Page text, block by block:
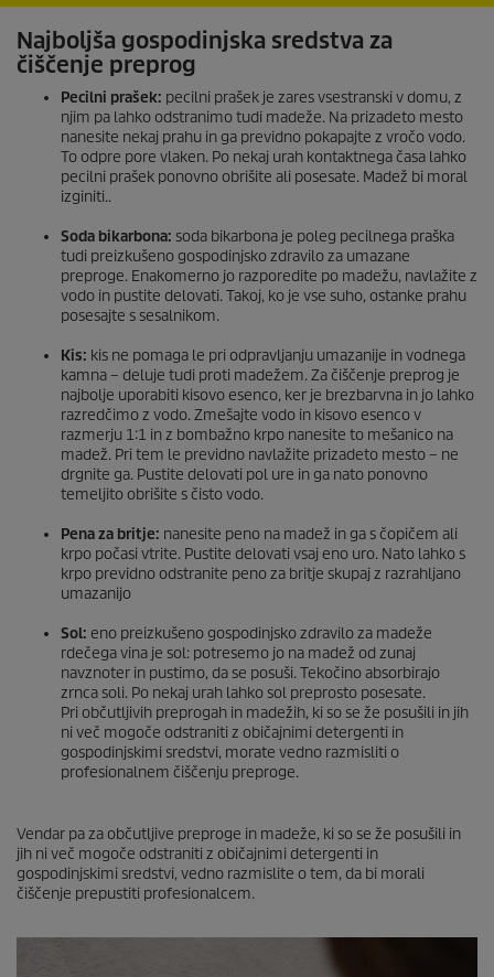
Najboljša gospodinjska sredstva za
čiščenje preprog
Pecilni prašek: pecilni prašek je zares vsestranski v domu, z
njim pa lahko odstranimo tudi madeže. Na prizadeto mesto
nanesite nekaj prahu in ga previdno pokapajte z vročo vodo.
To odpre pore vlaken. Po nekaj urah kontaktnega časa lahko
pecilni prašek ponovno obrišite ali posesate. Madež bi moral
izginiti..
Soda bikarbona: soda bikarbona je poleg pecilnega praška
tudi preizkušeno gospodinjsko zdravilo za umazane
preproge. Enakomerno jo razporedite po madežu, navlažite z
vodo in pustite delovati. Takoj, ko je vse suho, ostanke prahu
posesajte s sesalnikom.
Kis: kis ne pomaga le pri odpravljanju umazanije in vodnega
kamna – deluje tudi proti madežem. Za čiščenje preprog je
najbolje uporabiti kisovo esenco, ker je brezbarvna in jo lahko
razredčimo z vodo. Zmešajte vodo in kisovo esenco v
razmerju 1:1 in z bombažno krpo nanesite to mešanico na
madež. Pri tem le previdno navlažite prizadeto mesto – ne
drgnite ga. Pustite delovati pol ure in ga nato ponovno
temeljito obrišite s čisto vodo.
Pena za britje: nanesite peno na madež in ga s čopičem ali
krpo počasi vtrite. Pustite delovati vsaj eno uro. Nato lahko s
krpo previdno odstranite peno za britje skupaj z razrahljano
umazanijo
Sol: eno preizkušeno gospodinjsko zdravilo za madeže
rdečega vina je sol: potresemo jo na madež od zunaj
navznoter in pustimo, da se posuši. Tekočino absorbirajo
zrnca soli. Po nekaj urah lahko sol preprosto posesate.
Pri občutljivih preprogah in madežih, ki so se že posušili in jih
ni več mogoče odstraniti z običajnimi detergenti in
gospodinjskimi sredstvi, morate vedno razmisliti o
profesionalnem čiščenju preproge.
Vendar pa za občutljive preproge in madeže, ki so se že posušili in
jih ni več mogoče odstraniti z običajnimi detergenti in
gospodinjskimi sredstvi, vedno razmislite o tem, da bi morali
čiščenje prepustiti profesionalcem.